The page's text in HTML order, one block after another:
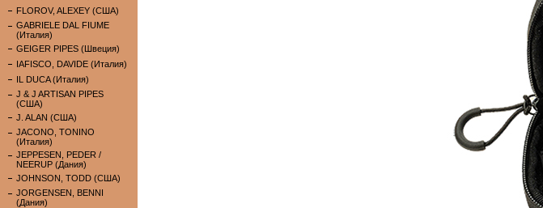
FLOROV, ALEXEY (США)
GABRIELE DAL FIUME
(Италия)
GEIGER PIPES (Швеция)
IAFISCO, DAVIDE (Италия)
IL DUCA (Италия)
J & J ARTISAN PIPES
(США)
J. ALAN (США)
JACONO, TONINO
(Италия)
JEPPESEN, PEDER /
NEERUP (Дания)
JOHNSON, TODD (США)
JORGENSEN, BENNI
(Дания)